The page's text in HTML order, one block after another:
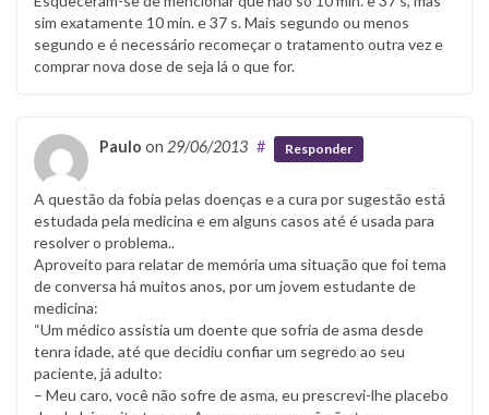
sim exatamente 10 min. e 37 s. Mais segundo ou menos
segundo e é necessário recomeçar o tratamento outra vez e
comprar nova dose de seja lá o que for.
Paulo on 29/06/2013 # Responder
A questão da fobia pelas doenças e a cura por sugestão está
estudada pela medicina e em alguns casos até é usada para
resolver o problema..
Aproveito para relatar de memória uma situação que foi tema
de conversa há muitos anos, por um jovem estudante de
medicina:
“Um médico assistia um doente que sofria de asma desde
tenra idade, até que decidiu confiar um segredo ao seu
paciente, já adulto:
– Meu caro, você não sofre de asma, eu prescrevi-lhe placebo